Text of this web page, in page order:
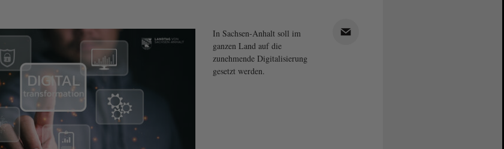
In Sachsen-Anhalt soll im
ganzen Land auf die
zunehmende Digitalisierung
gesetzt werden.